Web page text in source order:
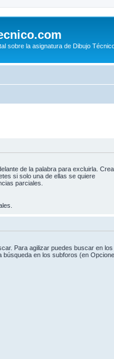
sobre la asignatura de Dibujo
de la palabra para excluirla. Crea
si solo una de ellas se quiere
parciales.
Para agilizar puedes buscar en los
búsqueda en los subforos (en